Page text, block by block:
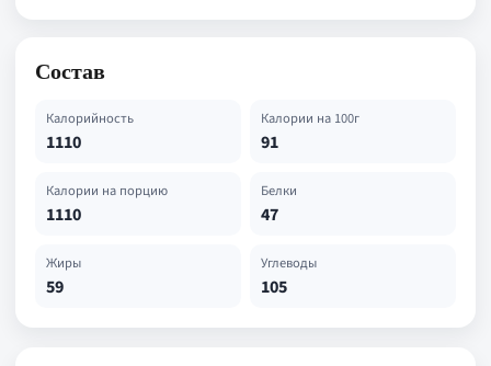
Состав
Калорийность
1110
Калории на 100г
91
Калории на порцию
1110
Белки
47
Жиры
59
Углеводы
105